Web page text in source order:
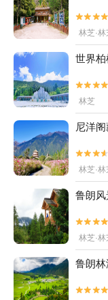
林芝·
世界
林芝
尼洋
林芝·
鲁朗风
林芝·
鲁朗林